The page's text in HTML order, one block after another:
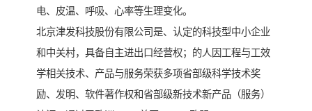
电、皮温、呼吸、心率等生理变化。
北京津发科技股份有限公司是、认定的科技型中小企业
和中关村，具备自主进出口经营权；的人因工程与工效
学相关技术、产品与服务荣获多项省部级科学技术奖
励、发明、软件著作权和省部级新技术新产品（服务）